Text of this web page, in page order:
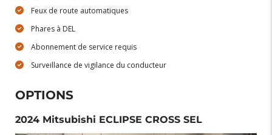
Feux de route automatiques
Phares à DEL
Abonnement de service requis
Surveillance de vigilance du conducteur
OPTIONS
2024 Mitsubishi ECLIPSE CROSS SEL